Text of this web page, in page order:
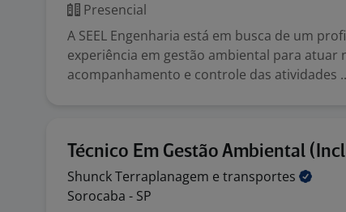
Presencial
A SEEL Engenharia está em busca de um
experiência em gestão ambiental para atuar
acompanhamento e controle das atividades
Técnico Em Gestão Ambiental
Shunck Terraplanagem e transportes
Sorocaba - SP